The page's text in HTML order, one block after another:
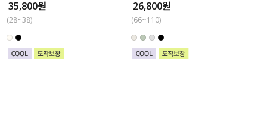
35,800원
(28~38)
26,800원
(66~110)